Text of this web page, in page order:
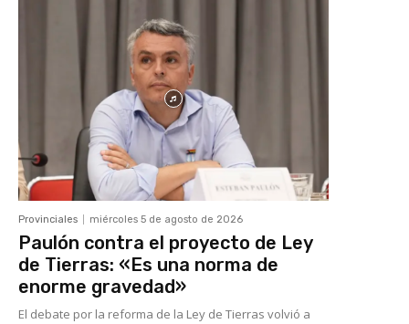
Provinciales miércoles 5 de agosto de 2026
Paulón contra el proyecto de Ley
de Tierras: «Es una norma de
enorme gravedad»
El debate por la reforma de la Ley de Tierras volvió a